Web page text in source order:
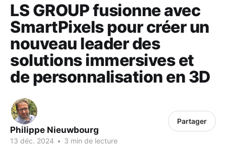
LS GROUP fusionne avec
SmartPixels pour créer un
nouveau leader des
solutions immersives et
de personnalisation en 3D
Philippe Nieuwbourg
13 déc. 2024 • 3 min de lecture
Partager